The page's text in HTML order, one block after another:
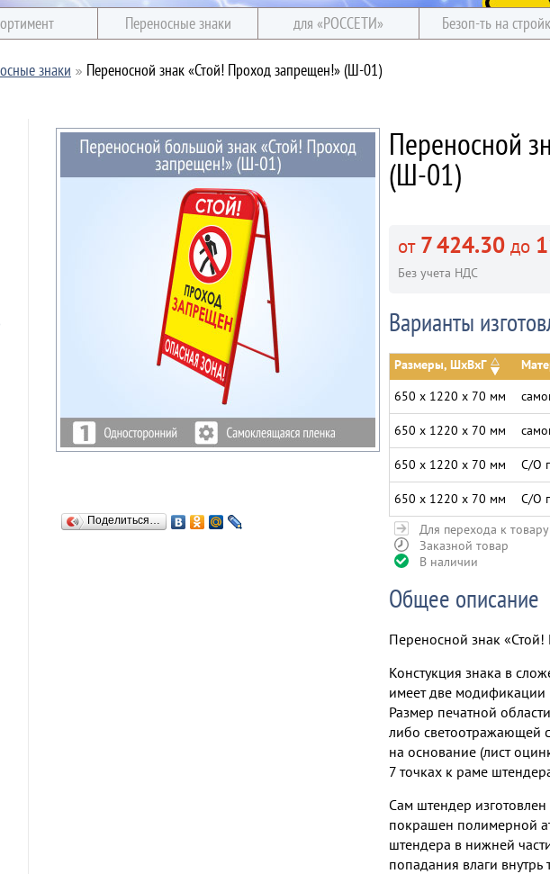
Переносные знаки для «РОССЕТИ» Безоп-ть на
знаки Переносной знак «Стой! Проход запрещен!» (Ш-01)
Поделиться…
Переносной
(Ш-01)
от7 424.30 до
Без учета НДС
Варианты
Размеры, ШхВхГ
650 х 1220 х 70 мм
650 х 1220 х 70 мм
650 х 1220 х 70 мм С/О
650 х 1220 х 70 мм С/О
Для перехода к
Заказной товар
В наличии
Общее описание
Переносной знак
Констукция знака в
имеет две
Размер печатной
либо светоотражающей
на основание (лист
7 точках к раме
Сам штендер
покрашен полимерной
штендера в нижней
попадания влаги